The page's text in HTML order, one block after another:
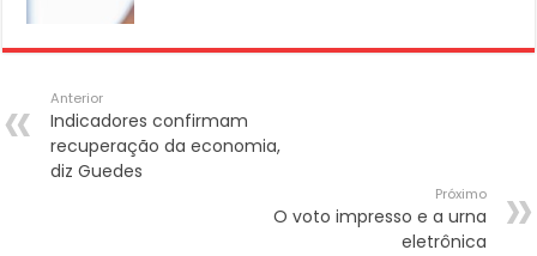
Anterior
Indicadores confirmam
recuperação da economia,
diz Guedes
Próximo
O voto impresso e a urna
eletrônica